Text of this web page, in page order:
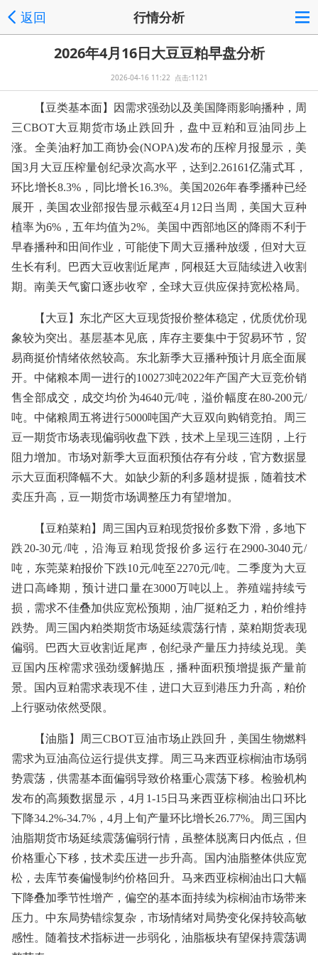
返回 行情分析
2026年4月16日大豆豆粕早盘分析
2026-04-16 11:22 点击:1121
【豆类基本面】因需求强劲以及美国降雨影响播种，周
三CBOT大豆期货市场止跌回升，盘中豆粕和豆油同步上
涨。全美油籽加工商协会(NOPA)发布的压榨月报显示，美
国3月大豆压榨量创纪录次高水平，达到2.26161亿蒲式耳，
环比增长8.3%，同比增长16.3%。美国2026年春季播种已经
展开，美国农业部报告显示截至4月12日当周，美国大豆种
植率为6%，五年均值为2%。美国中西部地区的降雨不利于
早春播种和田间作业，可能使下周大豆播种放缓，但对大豆
生长有利。巴西大豆收割近尾声，阿根廷大豆陆续进入收割
期。南美天气窗口逐步收窄，全球大豆供应保持宽松格局。
【大豆】东北产区大豆现货报价整体稳定，优质优价现
象较为突出。基层基本见底，库存主要集中于贸易环节，贸
易商挺价情绪依然较高。东北新季大豆播种预计月底全面展
开。中储粮本周一进行的100273吨2022年产国产大豆竞价销
售全部成交，成交均价为4640元/吨，溢价幅度在80-200元/
吨。中储粮周五将进行5000吨国产大豆双向购销竞拍。周三
豆一期货市场表现偏弱收盘下跌，技术上呈现三连阴，上行
阻力增加。市场对新季大豆面积预估存有分歧，官方数据显
示大豆面积降幅不大。如缺少新的利多题材提振，随着技术
卖压升高，豆一期货市场调整压力有望增加。
【豆粕菜粕】周三国内豆粕现货报价多数下滑，多地下
跌20-30元/吨，沿海豆粕现货报价多运行在2900-3040元/
吨，东莞菜粕报价下跌10元/吨至2270元/吨。二季度为大豆
进口高峰期，预计进口量在3000万吨以上。养殖端持续亏
损，需求不佳叠加供应宽松预期，油厂挺粕乏力，粕价维持
跌势。周三国内粕类期货市场延续震荡行情，菜粕期货表现
偏弱。巴西大豆收割近尾声，创纪录产量压力持续兑现。美
豆国内压榨需求强劲缓解抛压，播种面积预增提振产量前
景。国内豆粕需求表现不佳，进口大豆到港压力升高，粕价
上行驱动依然受限。
【油脂】周三CBOT豆油市场止跌回升，美国生物燃料
需求为豆油高位运行提供支撑。周三马来西亚棕榈油市场弱
势震荡，供需基本面偏弱导致价格重心震荡下移。检验机构
发布的高频数据显示，4月1-15日马来西亚棕榈油出口环比
下降34.2%-34.7%，4月上旬产量环比增长26.77%。周三国内
油脂期货市场延续震荡偏弱行情，虽整体脱离日内低点，但
价格重心下移，技术卖压进一步升高。国内油脂整体供应宽
松，去库节奏偏慢制约价格回升。马来西亚棕榈油出口大幅
下降叠加季节性增产，偏空的基本面持续为棕榈油市场带来
压力。中东局势错综复杂，市场情绪对局势变化保持较高敏
感性。随着技术指标进一步弱化，油脂板块有望保持震荡调